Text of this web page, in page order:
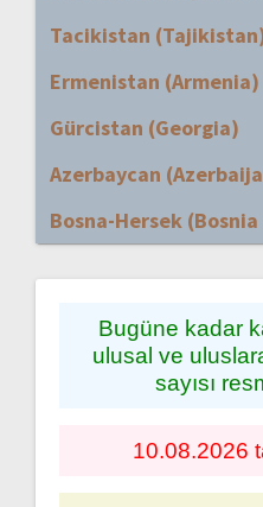
Tacikistan
Ermenistan (Armenia)
Gürcistan (Georgia)
Azerbaycan
Bosna-Hersek
Bugüne kadar
ulusal ve
sayısı
10.08.2026